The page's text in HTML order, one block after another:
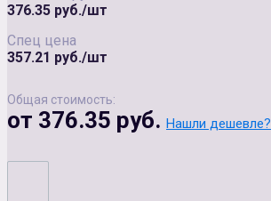
376.35 руб./шт
Спец цена
357.21 руб./шт
Общая стоимость:
от 376.35 руб. Нашли дешевле?